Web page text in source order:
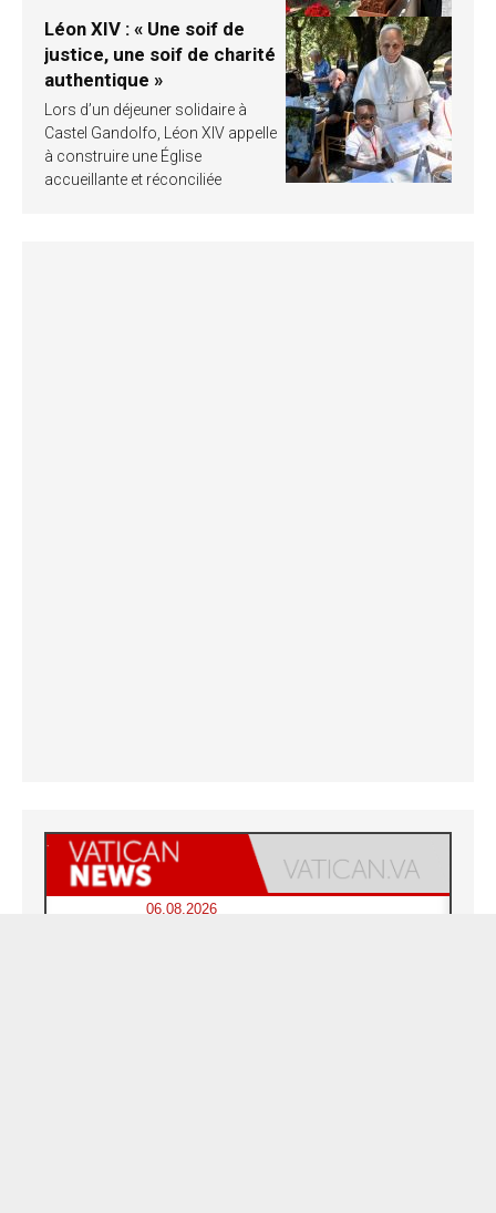
Léon XIV : « Une soif de
justice, une soif de charité
authentique »
Lors d’un déjeuner solidaire à
Castel Gandolfo, Léon XIV appelle
à construire une Église
accueillante et réconciliée
06.08.2026